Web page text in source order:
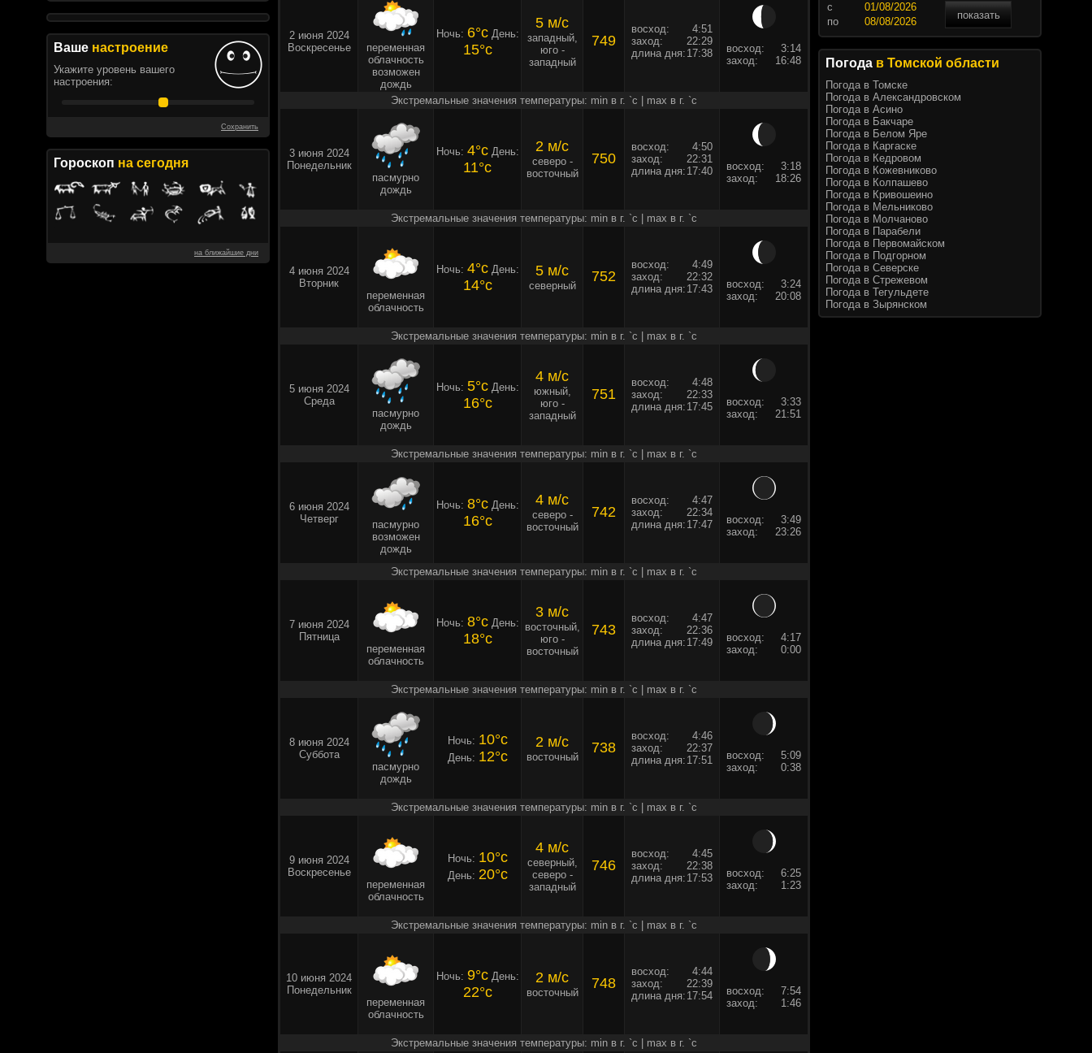
Ваше настроение
Укажите уровень вашего
настроения:
Сохранить
Гороскоп на сегодня
на ближайшие дни
2 июня 2024
Воскресенье
переменная
облачность
возможен
дождь
Ночь: 6°cДень:
15°c
5 м/c
западный,
юго -
западный
749
восход:
4:51
заход:
22:29
длина дня: 17:38 восход:
3:14
заход:
16:48
Экстремальные значения температуры: min в г. `c | max в г. `c
3 июня 2024
Понедельник
пасмурно
дождь
Ночь: 4°cДень:
11°c
2 м/c
северо -
восточный
750
восход:
4:50
заход:
22:31
длина дня: 17:40 восход:
3:18
заход:
18:26
Экстремальные значения температуры: min в г. `c | max в г. `c
4 июня 2024
Вторник
переменная
облачность
Ночь: 4°cДень:
14°c
5 м/c
северный
752
восход:
4:49
заход:
22:32
длина дня: 17:43 восход:
3:24
заход:
20:08
Экстремальные значения температуры: min в г. `c | max в г. `c
5 июня 2024
Среда
пасмурно
дождь
Ночь: 5°cДень:
16°c
4 м/c
южный,
юго -
западный
751
восход:
4:48
заход:
22:33
длина дня: 17:45 восход:
3:33
заход:
21:51
Экстремальные значения температуры: min в г. `c | max в г. `c
6 июня 2024
Четверг
пасмурно
возможен
дождь
Ночь: 8°cДень:
16°c
4 м/c
северо -
восточный
742
восход:
4:47
заход:
22:34
длина дня: 17:47 восход:
3:49
заход:
23:26
Экстремальные значения температуры: min в г. `c | max в г. `c
7 июня 2024
Пятница
переменная
облачность
Ночь: 8°cДень:
18°c
3 м/c
восточный,
юго -
восточный
743
восход:
4:47
заход:
22:36
длина дня: 17:49 восход:
4:17
заход:
0:00
Экстремальные значения температуры: min в г. `c | max в г. `c
8 июня 2024
Суббота
пасмурно
дождь
Ночь: 10°c
День: 12°c
2 м/c
восточный
738
восход:
4:46
заход:
22:37
длина дня: 17:51 восход:
5:09
заход:
0:38
Экстремальные значения температуры: min в г. `c | max в г. `c
9 июня 2024
Воскресенье
переменная
облачность
Ночь: 10°c
День: 20°c
4 м/c
северный,
северо -
западный
746
восход:
4:45
заход:
22:38
длина дня: 17:53 восход:
6:25
заход:
1:23
Экстремальные значения температуры: min в г. `c | max в г. `c
10 июня 2024
Понедельник
переменная
облачность
Ночь: 9°cДень:
22°c
2 м/c
восточный
748
восход:
4:44
заход:
22:39
длина дня: 17:54 восход:
7:54
заход:
1:46
Экстремальные значения температуры: min в г. `c | max в г. `c
c
показать
по
Погода в Томской области
Погода в Томске
Погода в Александровском
Погода в Асино
Погода в Бакчаре
Погода в Белом Яре
Погода в Каргаске
Погода в Кедровом
Погода в Кожевниково
Погода в Колпашево
Погода в Кривошеино
Погода в Мельниково
Погода в Молчаново
Погода в Парабели
Погода в Первомайском
Погода в Подгорном
Погода в Северске
Погода в Стрежевом
Погода в Тегульдете
Погода в Зырянском